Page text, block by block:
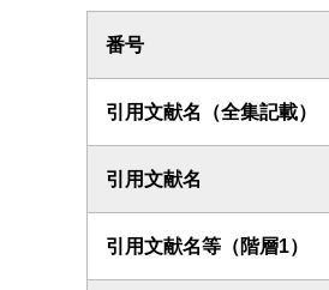
番号
引用文献名（全集記載）
引用文献名
引用文献名等（階層1）